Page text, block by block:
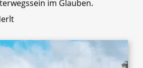
im Glauben.